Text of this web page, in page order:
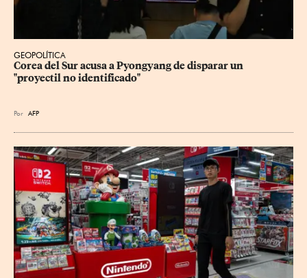
GEOPOLÍTICA
Corea del Sur acusa a Pyongyang de disparar un
"proyectil no identificado"
Por AFP